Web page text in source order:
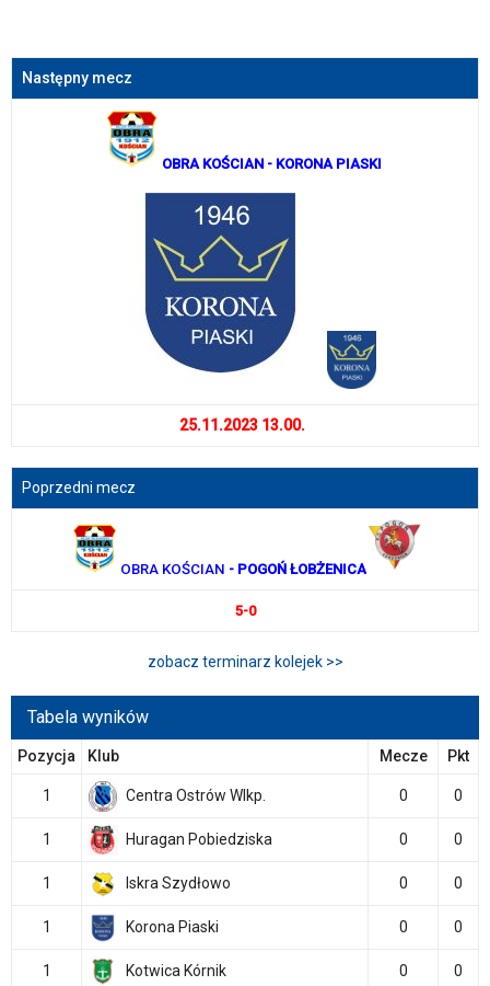
Następny mecz
OBRA KOŚCIAN - KORONA PIASKI
25.11.2023 13.00.
Poprzedni mecz
OBRA KOŚCIAN - POGOŃ ŁOBŻENICA
5-0
zobacz terminarz kolejek >>
Tabela wyników
Pozycja Klub Mecze Pkt
1 Centra Ostrów Wlkp. 0 0
1 Huragan Pobiedziska 0 0
1 Iskra Szydłowo 0 0
1 Korona Piaski 0 0
1 Kotwica Kórnik 0 0